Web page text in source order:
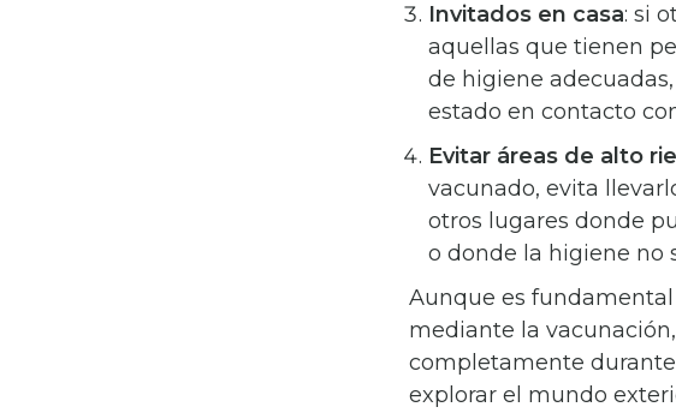
Invitados en casa: si
aquellas que tienen
de higiene
estado en contacto
Evitar áreas de alto
vacunado, evita
otros lugares donde
o donde la higiene no
Aunque es
mediante la
completamente
explorar el mundo